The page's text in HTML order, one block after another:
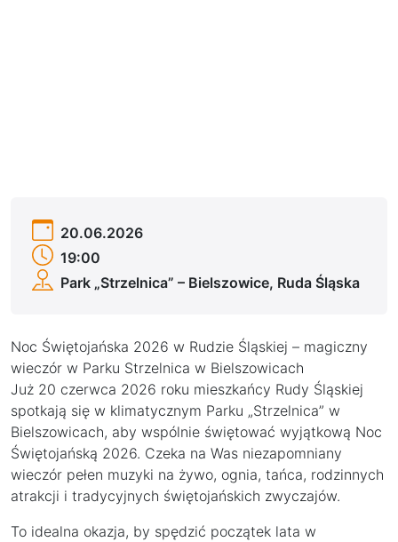
20.06.2026
19:00
Park „Strzelnica” – Bielszowice, Ruda Śląska
Noc Świętojańska 2026 w Rudzie Śląskiej – magiczny
wieczór w Parku Strzelnica w Bielszowicach
Już 20 czerwca 2026 roku mieszkańcy Rudy Śląskiej
spotkają się w klimatycznym Parku „Strzelnica” w
Bielszowicach, aby wspólnie świętować wyjątkową Noc
Świętojańską 2026. Czeka na Was niezapomniany
wieczór pełen muzyki na żywo, ognia, tańca, rodzinnych
atrakcji i tradycyjnych świętojańskich zwyczajów.
To idealna okazja, by spędzić początek lata w